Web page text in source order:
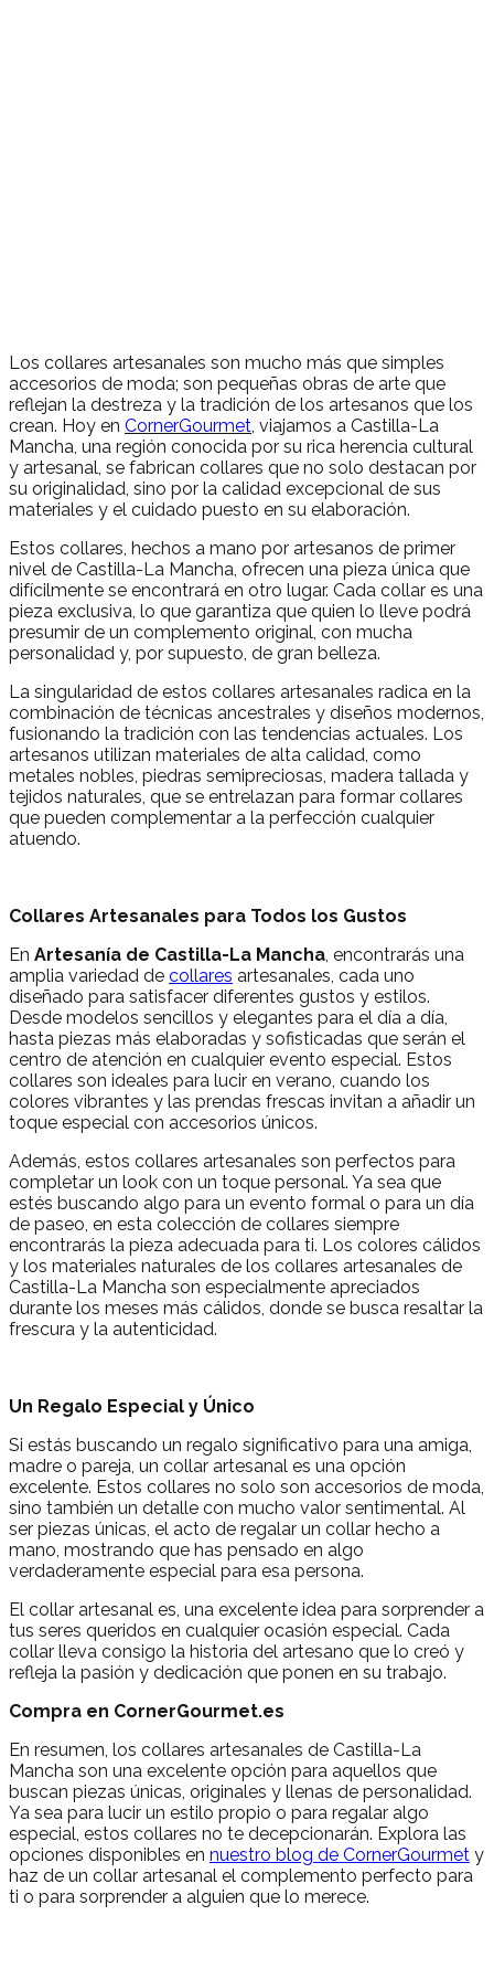
Los collares artesanales son mucho más que simples
accesorios de moda; son pequeñas obras de arte que
reflejan la destreza y la tradición de los artesanos que los
crean. Hoy en CornerGourmet , viajamos a Castilla-La
Mancha, una región conocida por su rica herencia cultural
y artesanal, se fabrican collares que no solo destacan por
su originalidad, sino por la calidad excepcional de sus
materiales y el cuidado puesto en su elaboración.
Estos collares, hechos a mano por artesanos de primer
nivel de Castilla-La Mancha, ofrecen una pieza única que
difícilmente se encontrará en otro lugar. Cada collar es una
pieza exclusiva, lo que garantiza que quien lo lleve podrá
presumir de un complemento original, con mucha
personalidad y, por supuesto, de gran belleza.
La singularidad de estos collares artesanales radica en la
combinación de técnicas ancestrales y diseños modernos,
fusionando la tradición con las tendencias actuales. Los
artesanos utilizan materiales de alta calidad, como
metales nobles, piedras semipreciosas, madera tallada y
tejidos naturales, que se entrelazan para formar collares
que pueden complementar a la perfección cualquier
atuendo.
Collares Artesanales para Todos los Gustos
En Artesanía de Castilla-La Mancha , encontrarás una
amplia variedad de collares artesanales, cada uno
diseñado para satisfacer diferentes gustos y estilos.
Desde modelos sencillos y elegantes para el día a día,
hasta piezas más elaboradas y sofisticadas que serán el
centro de atención en cualquier evento especial. Estos
collares son ideales para lucir en verano, cuando los
colores vibrantes y las prendas frescas invitan a añadir un
toque especial con accesorios únicos.
Además, estos collares artesanales son perfectos para
completar un look con un toque personal. Ya sea que
estés buscando algo para un evento formal o para un día
de paseo, en esta colección de collares siempre
encontrarás la pieza adecuada para ti. Los colores cálidos
y los materiales naturales de los collares artesanales de
Castilla-La Mancha son especialmente apreciados
durante los meses más cálidos, donde se busca resaltar la
frescura y la autenticidad.
Un Regalo Especial y Único
Si estás buscando un regalo significativo para una amiga,
madre o pareja, un collar artesanal es una opción
excelente. Estos collares no solo son accesorios de moda,
sino también un detalle con mucho valor sentimental. Al
ser piezas únicas, el acto de regalar un collar hecho a
mano, mostrando que has pensado en algo
verdaderamente especial para esa persona.
El collar artesanal es, una excelente idea para sorprender a
tus seres queridos en cualquier ocasión especial. Cada
collar lleva consigo la historia del artesano que lo creó y
refleja la pasión y dedicación que ponen en su trabajo.
Compra en CornerGourmet.es
En resumen, los collares artesanales de Castilla-La
Mancha son una excelente opción para aquellos que
buscan piezas únicas, originales y llenas de personalidad.
Ya sea para lucir un estilo propio o para regalar algo
especial, estos collares no te decepcionarán. Explora las
opciones disponibles en nuestro blog de CornerGourmet y
haz de un collar artesanal el complemento perfecto para
ti o para sorprender a alguien que lo merece.